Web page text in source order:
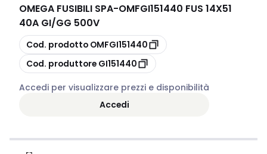
OMEGA FUSIBILI SPA-OMFGI151440 FUS 14X51
40A GI/GG 500V
copia
Cod. prodotto OMFGI151440
copia
Cod. produttore GI151440
Accedi per visualizzare prezzi e disponibilità
Accedi